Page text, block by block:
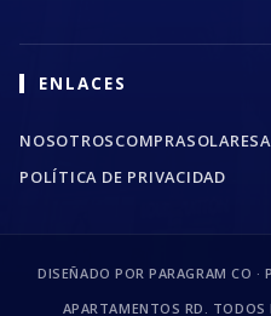
ENLACES
NOSOTROSCOMPRASOLARES
POLÍTICA DE PRIVACIDAD
DISEÑADO POR PARAGRAM CO ·
APARTAMENTOS RD. TODOS